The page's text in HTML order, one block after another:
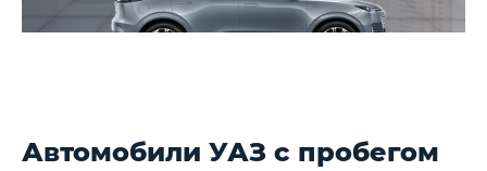
Автомобили УАЗ с пробегом